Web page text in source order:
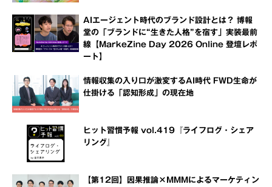
AIエージェント時代のブランド設計とは？ 博報
堂の「ブランドに“生きた人格”を宿す」実装最前
線【MarkeZine Day 2026 Online 登壇レポ
ート】
情報収集の入り口が激変するAI時代 FWD生命が
仕掛ける「認知形成」の現在地
ヒット習慣予報 vol.419『ライフログ・シェア
リング』
【第12回】因果推論×MMMによるマーケティン